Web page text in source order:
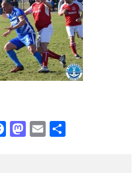
Facebook
Mastodon
Email